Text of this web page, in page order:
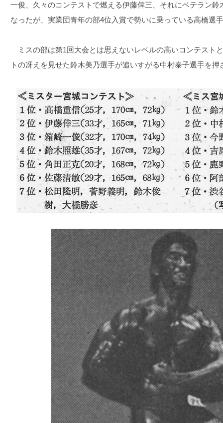
一俊、久々のコンテストで燃える伊藤倖三、それにベテラン
なったが、実業団青年の部4位入賞で勢いに乗っている高橋選
ミスの部は第1回大会とは思えないレベルの高いコンテスト
トの冴えを見せた鈴木美乃選手が追いすがる中村泰子選手を押